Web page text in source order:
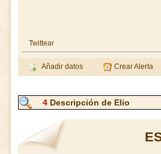
Twittear
Añadir datos Crear Alerta
4Descripción de Elio